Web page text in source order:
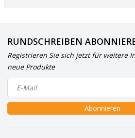
RUNDSCHREIBEN
Registrieren Sie sich jetzt für weitere
neue Produkte
Abonnieren